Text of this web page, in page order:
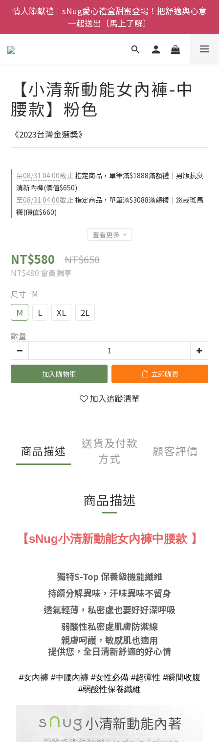
全館$800免運｜任搭８折起｜滿額再送新品-悠哉斑馬
襪〔立即了解〕
情人節獻禮｜sNug愛心禮盒甜蜜登場！把舒適與心意
一起送出〔馬上了解〕
父親節禮盒登場｜把舒適送進爸爸的每一天，日夜呵護
一次備好〔馬上了解〕
全館$800免運｜任搭８折起｜滿額再送新品-悠哉斑馬
襪〔立即了解〕
【小清新動能女內褲-中
腰款】粉色
《2023台灣金選獎》
至08/31 04:00截止 指定商品，單筆滿$1888滿額禮｜男版抗臭
清新內褲(價值$650)
至08/31 04:00截止 指定商品，單筆滿$3088滿額禮｜悠哉斑馬
襪(價值$660)
查看更多
NT$580 NT$650
NT$480 會員獨享
尺寸 : M
M L XL 2L
數量
加入購物車 立即購買
加入追蹤清單
商品描述
送貨及付款
方式
顧客評價
商品描述
【sNug小清新動能女內褲中腰款 】
獨特S-Top 保養級機能纖維
持續分解異味，汗味異味不留身
透氣輕薄，私密處也要好好深呼吸
弱酸性私密處肌膚防禦線
親膚呵護，敏感肌也適用
提供您，全日清新舒適的好心情
#女內褲 #中腰內褲 #女性必備 #超彈性 #瞬間收腹
#弱酸性保養纖維